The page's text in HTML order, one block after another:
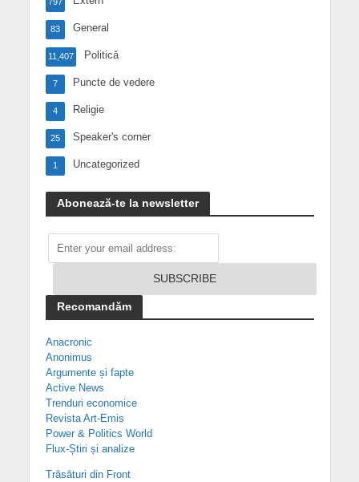
General
83
Politică
11,407
Puncte de vedere
7
Religie
4
Speaker's corner
25
Uncategorized
1
Abonează-te la newsletter
Recomandăm
Anacronic
Anonimus
Argumente și fapte
Active News
Trenduri economice
Revista Art-Emis
Power & Politics World
Flux-Știri și analize
Trăsături din Front